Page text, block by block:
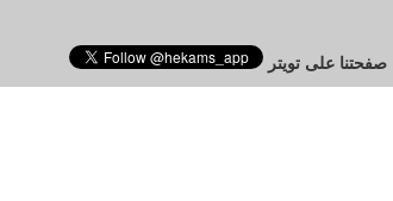
صفحتنا على تويتر